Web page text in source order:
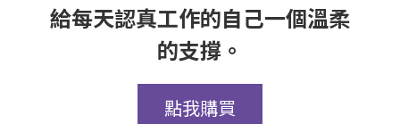
給每天認真工作的自己一個溫柔
的支撐。
點我購買